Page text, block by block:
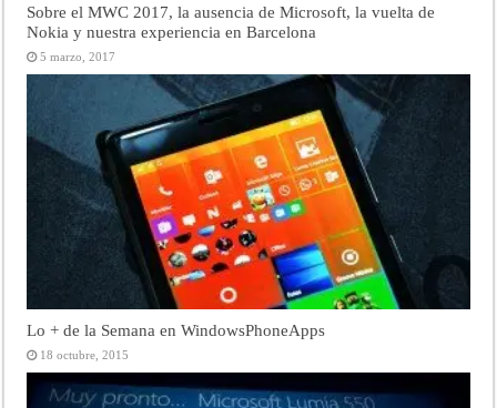
Sobre el MWC 2017, la ausencia de Microsoft, la vuelta de
Nokia y nuestra experiencia en Barcelona
5 marzo, 2017
Lo + de la Semana en WindowsPhoneApps
18 octubre, 2015